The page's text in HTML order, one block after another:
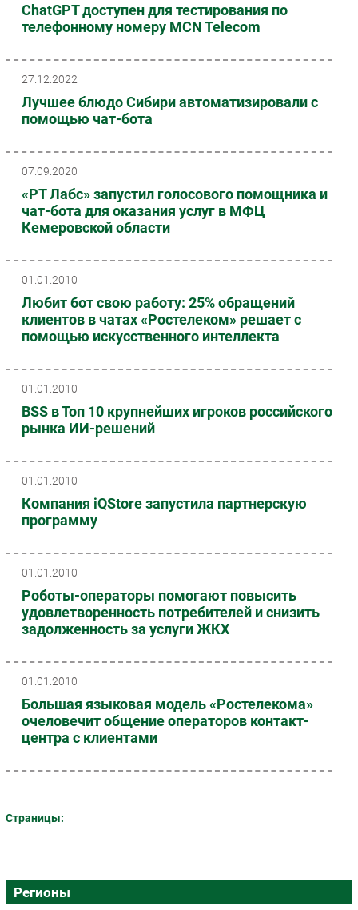
ChatGPT доступен для тестирования по
телефонному номеру MCN Telecom
27.12.2022
Лучшее блюдо Сибири автоматизировали с
помощью чат-бота
07.09.2020
«РТ Лабс» запустил голосового помощника и
чат-бота для оказания услуг в МФЦ
Кемеровской области
01.01.2010
Любит бот свою работу: 25% обращений
клиентов в чатах «Ростелеком» решает с
помощью искусственного интеллекта
01.01.2010
BSS в Топ 10 крупнейших игроков российского
рынка ИИ-решений
01.01.2010
Компания iQStore запустила партнерскую
программу
01.01.2010
Роботы-операторы помогают повысить
удовлетворенность потребителей и снизить
задолженность за услуги ЖКХ
01.01.2010
Большая языковая модель «Ростелекома»
очеловечит общение операторов контакт-
центра с клиентами
Страницы:
Регионы